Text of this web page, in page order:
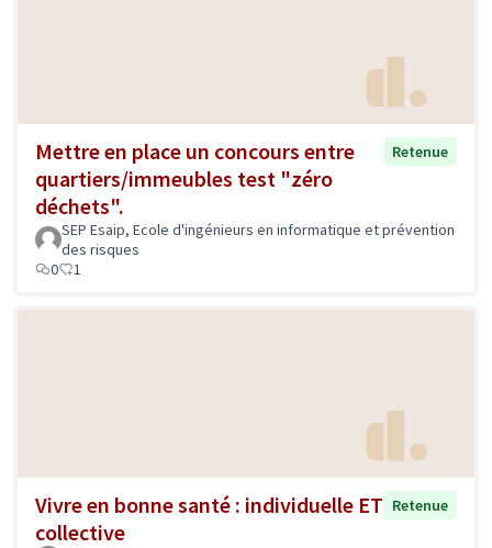
Mettre en place un concours entre
quartiers/immeubles test "zéro
déchets".
Retenue
SEP Esaip, Ecole d'ingénieurs en informatique et prévention
des risques
0
1
Vivre en bonne santé : individuelle ET
collective
Retenue